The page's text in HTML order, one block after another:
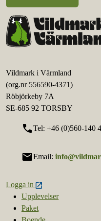
Vildmark i Värmland
(org.nr 556590-4371)
Röbjörkeby 7A
SE-685 92 TORSBY
callTel: +46 (0)560-140
mailEmail:
Logga in
Upplevelser
Paket